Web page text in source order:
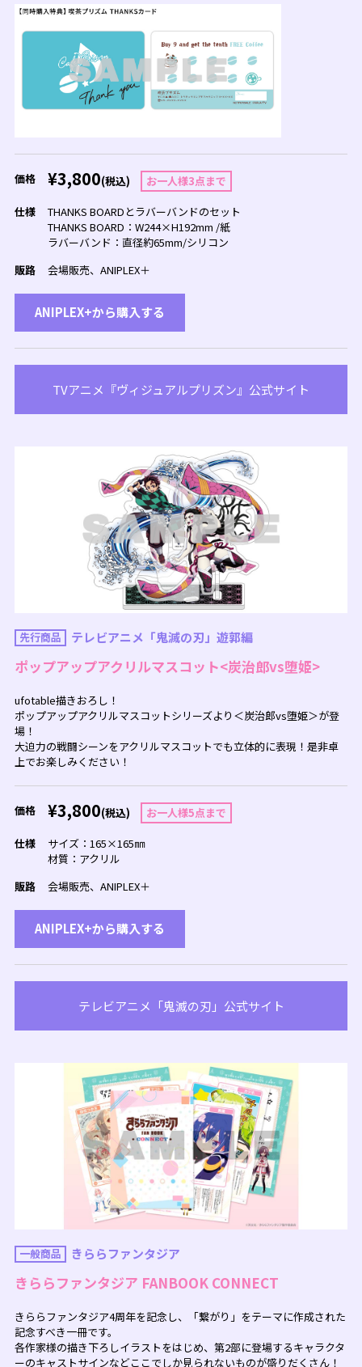
価格 ¥3,800(税込)
お一人様3点まで
仕様
THANKS BOARDとラバーバンドのセット
THANKS BOARD：W244×H192mm /紙
ラバーバンド：直径約65mm/シリコン
販路
会場販売、ANIPLEX＋
ANIPLEX+から購入する
TVアニメ『ヴィジュアルプリズン』公式サイト
先行商品 テレビアニメ「鬼滅の刃」遊郭編
ポップアップアクリルマスコット<炭治郎vs堕姫>
ufotable描きおろし！
ポップアップアクリルマスコットシリーズより＜炭治郎vs堕姫＞が登
場！
大迫力の戦闘シーンをアクリルマスコットでも立体的に表現！是非卓
上でお楽しみください！
価格 ¥3,800(税込)
お一人様5点まで
仕様
サイズ：165×165㎜
材質：アクリル
販路
会場販売、ANIPLEX＋
ANIPLEX+から購入する
テレビアニメ「鬼滅の刃」公式サイト
一般商品 きららファンタジア
きららファンタジア FANBOOK CONNECT
きららファンタジア4周年を記念し、「繋がり」をテーマに作成された
記念すべき一冊です。
各作家様の描き下ろしイラストをはじめ、第2部に登場するキャラクタ
ーのキャストサインなどここでしか見られないものが盛りだくさん！